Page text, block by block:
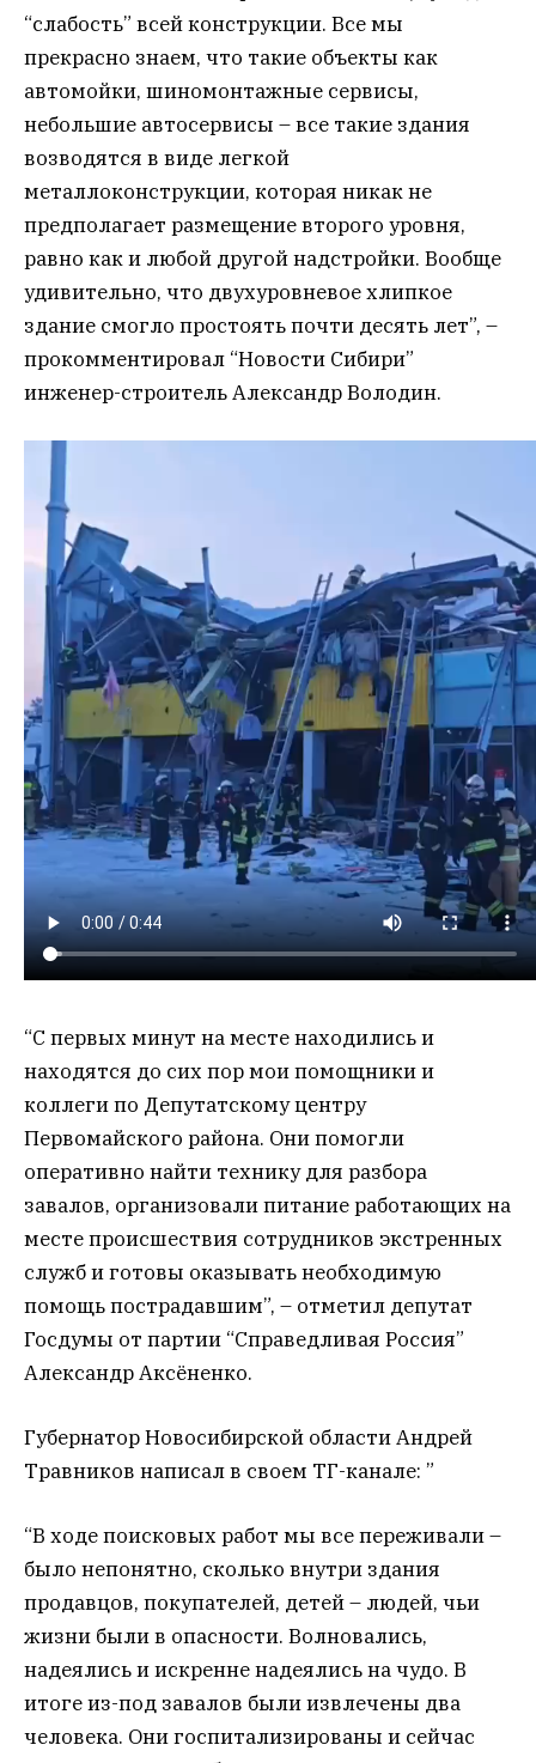
“слабость” всей конструкции. Все мы
прекрасно знаем, что такие объекты как
автомойки, шиномонтажные сервисы,
небольшие автосервисы – все такие здания
возводятся в виде легкой
металлоконструкции, которая никак не
предполагает размещение второго уровня,
равно как и любой другой надстройки. Вообще
удивительно, что двухуровневое хлипкое
здание смогло простоять почти десять лет”, –
прокомментировал “Новости Сибири”
инженер-строитель Александр Володин.
“С первых минут на месте находились и
находятся до сих пор мои помощники и
коллеги по Депутатскому центру
Первомайского района. Они помогли
оперативно найти технику для разбора
завалов, организовали питание работающих на
месте происшествия сотрудников экстренных
служб и готовы оказывать необходимую
помощь пострадавшим”, – отметил депутат
Госдумы от партии “Справедливая Россия”
Александр Аксёненко.
Губернатор Новосибирской области Андрей
Травников написал в своем ТГ-канале: ”
“В ходе поисковых работ мы все переживали –
было непонятно, сколько внутри здания
продавцов, покупателей, детей – людей, чьи
жизни были в опасности. Волновались,
надеялись и искренне надеялись на чудо. В
итоге из-под завалов были извлечены два
человека. Они госпитализированы и сейчас